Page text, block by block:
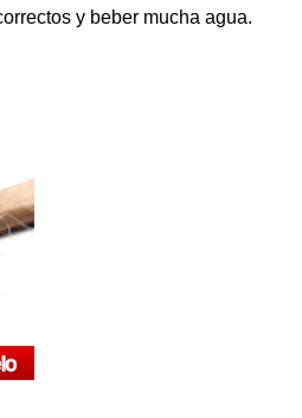
y beber mucha agua.